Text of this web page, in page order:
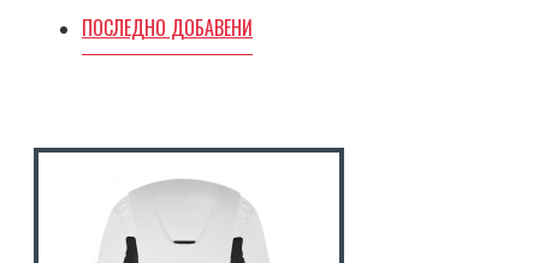
ПОСЛЕДНО ДОБАВЕНИ